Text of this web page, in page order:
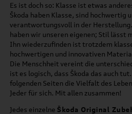
Es ist doch so: Klasse ist etwas
Škoda haben Klasse, sind hochwertig
verantwortungsvoll in der
haben wir unseren eigenen; Stil lässt
Ihn wiederzufinden ist trotzdem
hochwertigen und innovativen
Die Menschheit vereint die
ist es logisch, dass Škoda das auch
folgenden Seiten die Vielfalt des
Jeder für sich. Mit allen zusammen!
Jedes einzelne Škoda Original